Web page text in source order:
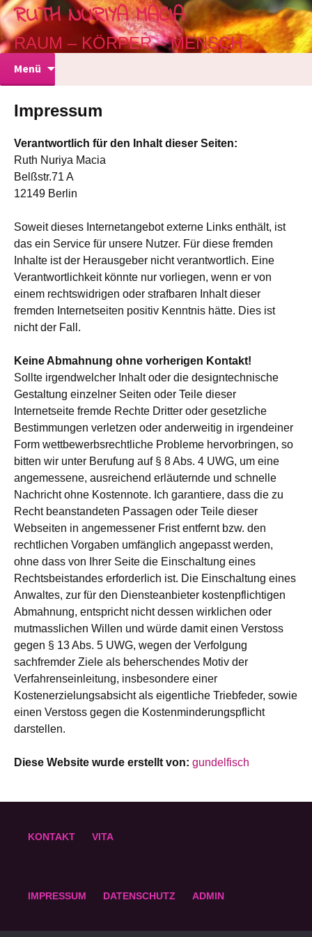
RUTH NURIYA MACIA
RAUM – KÖRPER – MENSCH
Menü
Impressum
Verantwortlich für den Inhalt dieser Seiten:
Ruth Nuriya Macia
Belßstr.71 A
12149 Berlin
Soweit dieses Internetangebot externe Links enthält, ist
das ein Service für unsere Nutzer. Für diese fremden
Inhalte ist der Herausgeber nicht verantwortlich. Eine
Verantwortlichkeit könnte nur vorliegen, wenn er von
einem rechtswidrigen oder strafbaren Inhalt dieser
fremden Internetseiten positiv Kenntnis hätte. Dies ist
nicht der Fall.
Keine Abmahnung ohne vorherigen Kontakt!
Sollte irgendwelcher Inhalt oder die designtechnische
Gestaltung einzelner Seiten oder Teile dieser
Internetseite fremde Rechte Dritter oder gesetzliche
Bestimmungen verletzen oder anderweitig in irgendeiner
Form wettbewerbsrechtliche Probleme hervorbringen, so
bitten wir unter Berufung auf § 8 Abs. 4 UWG, um eine
angemessene, ausreichend erläuternde und schnelle
Nachricht ohne Kostennote. Ich garantiere, dass die zu
Recht beanstandeten Passagen oder Teile dieser
Webseiten in angemessener Frist entfernt bzw. den
rechtlichen Vorgaben umfänglich angepasst werden,
ohne dass von Ihrer Seite die Einschaltung eines
Rechtsbeistandes erforderlich ist. Die Einschaltung eines
Anwaltes, zur für den Diensteanbieter kostenpflichtigen
Abmahnung, entspricht nicht dessen wirklichen oder
mutmasslichen Willen und würde damit einen Verstoss
gegen § 13 Abs. 5 UWG, wegen der Verfolgung
sachfremder Ziele als beherschendes Motiv der
Verfahrenseinleitung, insbesondere einer
Kostenerzielungsabsicht als eigentliche Triebfeder, sowie
einen Verstoss gegen die Kostenminderungspflicht
darstellen.
Diese Website wurde erstellt von: gundelfisch
KONTAKT VITA
IMPRESSUM DATENSCHUTZ ADMIN